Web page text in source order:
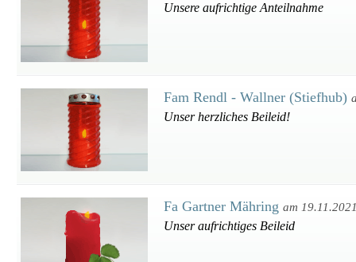
Unsere aufrichtige Anteilnahme
Fam Rendl - Wallner (Stiefhub)
Unser herzliches Beileid!
Fa Gartner Mähring am
Unser aufrichtiges Beileid